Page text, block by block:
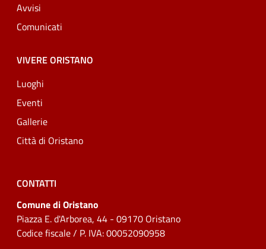
Avvisi
Comunicati
VIVERE ORISTANO
Luoghi
Eventi
Gallerie
Città di Oristano
CONTATTI
Comune di Oristano
Piazza E. d'Arborea, 44 - 09170 Oristano
Codice fiscale / P. IVA: 00052090958